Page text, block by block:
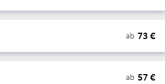
ab 73 €
ab 57 €